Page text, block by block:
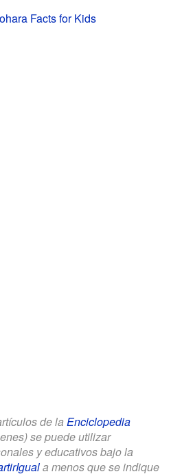
Facts for Kids
de la Enciclopedia
se puede utilizar
y educativos bajo la
a menos que se indique